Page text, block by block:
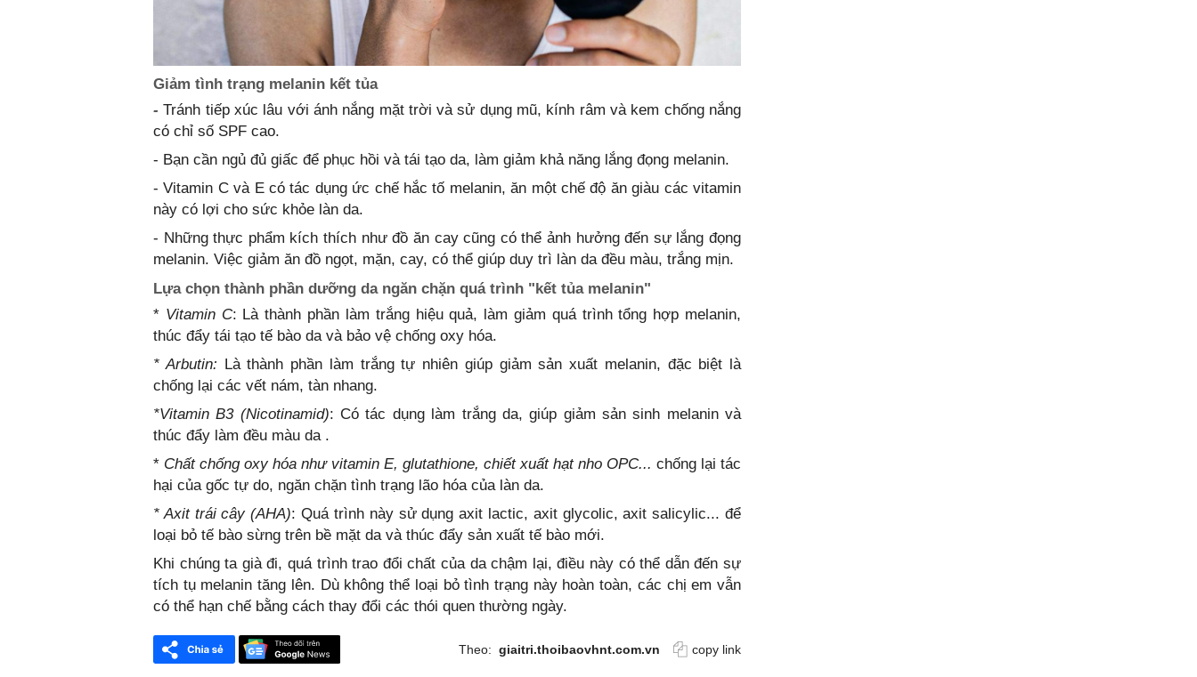
Giảm tình trạng melanin kết tủa
-Tránh tiếp xúc lâu với ánh nắng mặt trời và sử dụng mũ, kính râm và kem chống nắng
có chỉ số SPF cao.
- Bạn cần ngủ đủ giấc để phục hồi và tái tạo da, làm giảm khả năng lắng đọng melanin.
- Vitamin C và E có tác dụng ức chế hắc tố melanin, ăn một chế độ ăn giàu các vitamin
này có lợi cho sức khỏe làn da.
- Những thực phẩm kích thích như đồ ăn cay cũng có thể ảnh hưởng đến sự lắng đọng
melanin. Việc giảm ăn đồ ngọt, mặn, cay, có thể giúp duy trì làn da đều màu, trắng mịn.
Lựa chọn thành phần dưỡng da ngăn chặn quá trình "kết tủa melanin"
* Vitamin C: Là thành phần làm trắng hiệu quả, làm giảm quá trình tổng hợp melanin,
thúc đẩy tái tạo tế bào da và bảo vệ chống oxy hóa.
* Arbutin: Là thành phần làm trắng tự nhiên giúp giảm sản xuất melanin, đặc biệt là
chống lại các vết nám, tàn nhang.
*Vitamin B3 (Nicotinamid): Có tác dụng làm trắng da, giúp giảm sản sinh melanin và
thúc đẩy làm đều màu da .
* Chất chống oxy hóa như vitamin E, glutathione, chiết xuất hạt nho OPC... chống lại tác
hại của gốc tự do, ngăn chặn tình trạng lão hóa của làn da.
* Axit trái cây (AHA): Quá trình này sử dụng axit lactic, axit glycolic, axit salicylic... để
loại bỏ tế bào sừng trên bề mặt da và thúc đẩy sản xuất tế bào mới.
Khi chúng ta già đi, quá trình trao đổi chất của da chậm lại, điều này có thể dẫn đến sự
tích tụ melanin tăng lên. Dù không thể loại bỏ tình trạng này hoàn toàn, các chị em vẫn
có thể hạn chế bằng cách thay đổi các thói quen thường ngày.
Theo: giaitri.thoibaovhnt.com.vn copy link